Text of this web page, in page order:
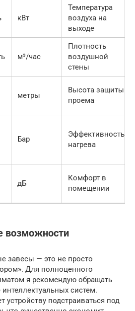
кВт
Температура
воздуха на
выходе
м³/час
Плотность
воздушной
стены
метры
Высота защиты
проема
Бар
Эффективность
нагрева
дБ
Комфорт в
помещении
возможности
завесы — это не просто
Для полноценного
я рекомендую обращать
систем.
устройству подстраиваться под